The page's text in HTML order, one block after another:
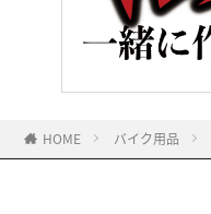
HOME バイク用品